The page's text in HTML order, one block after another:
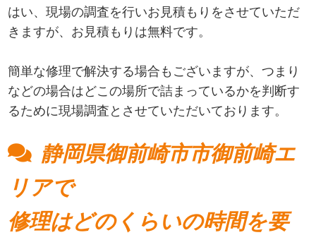
はい、現場の調査を行いお見積もりをさせていただ
きますが、お見積もりは無料です。
簡単な修理で解決する場合もございますが、つまり
などの場合はどこの場所で詰まっているかを判断す
るために現場調査とさせていただいております。
静岡県御前崎市市御前崎エ
リアで
修理はどのくらいの時間を要